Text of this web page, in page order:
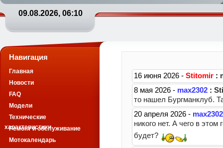
09.08.2026, 06:10
Навигация
Главная
Новости
FAQ
Модели
Технические
характеристики
Ремонт и обслуживание
Мотокалендарь